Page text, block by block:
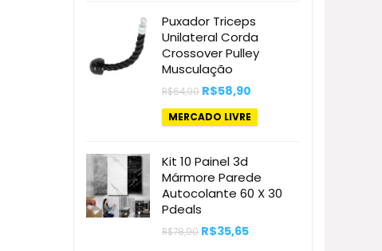
Puxador Triceps
Unilateral Corda
Crossover Pulley
Musculação
R$64,90 O
preço
original
era:
R$58,90
atual
é:
MERCADO LIVRE
Kit 10 Painel 3d
Mármore Parede
Autocolante 60 X 30
Pdeals
R$78,90 O
preço
R$35,65O